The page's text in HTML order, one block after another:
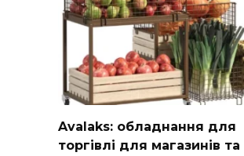
Avalaks: обладнання для
торгівлі для магазинів та